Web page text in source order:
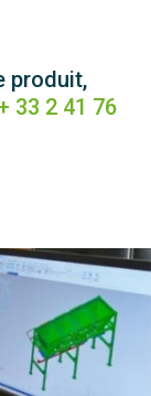
produit,
33 2 41 76